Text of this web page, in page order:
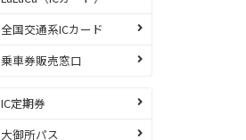
全国交通系ICカード
乗車券販売窓口
IC定期券
大御所パス